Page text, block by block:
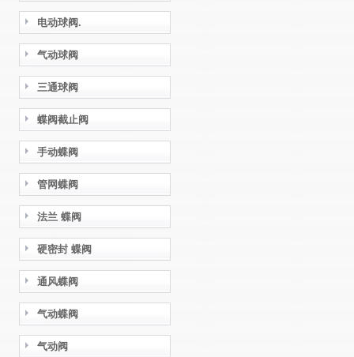
电动球阀.
气动球阀
三通球阀
蝶阀截止阀
手动蝶阀
管网蝶阀
法兰 蝶阀
硬密封 蝶阀
通风蝶阀
气动蝶阀
气动阀